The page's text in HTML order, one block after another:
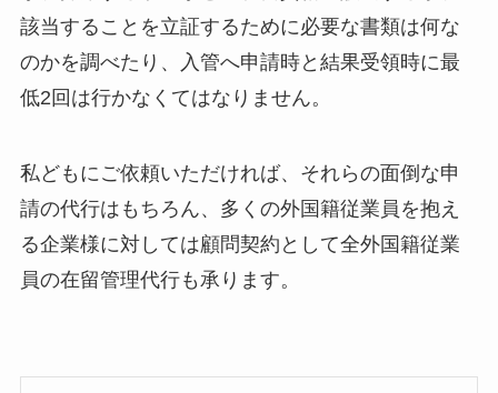
該当することを立証するために必要な書類は何な
のかを調べたり、入管へ申請時と結果受領時に最
低2回は行かなくてはなりません。
私どもにご依頼いただければ、それらの面倒な申
請の代行はもちろん、多くの外国籍従業員を抱え
る企業様に対しては顧問契約として全外国籍従業
員の在留管理代行も承ります。